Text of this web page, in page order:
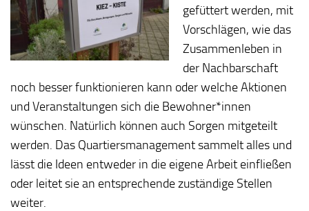
gefüttert werden, mit
Vorschlägen, wie das
Zusammenleben in
der Nachbarschaft
noch besser funktionieren kann oder welche Aktionen
und Veranstaltungen sich die Bewohner*innen
wünschen. Natürlich können auch Sorgen mitgeteilt
werden. Das Quartiersmanagement sammelt alles und
lässt die Ideen entweder in die eigene Arbeit einfließen
oder leitet sie an entsprechende zuständige Stellen
weiter.